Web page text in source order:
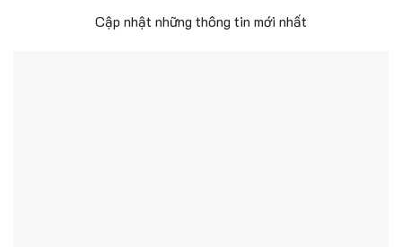
Cập nhật những thông tin mới nhất